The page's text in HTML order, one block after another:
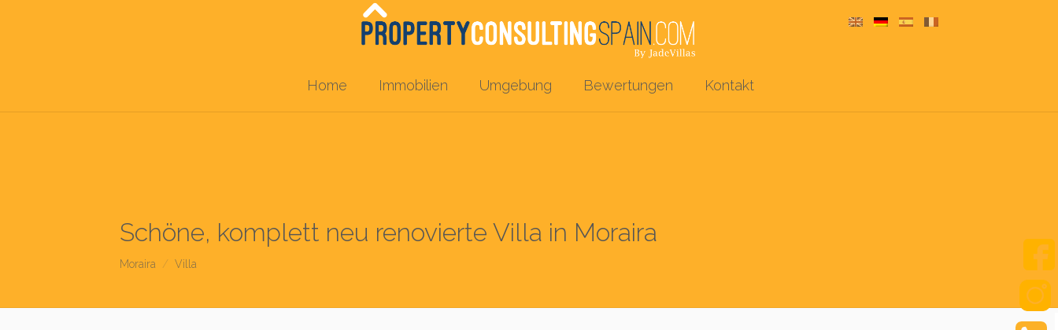
Home Immobilien Umgebung Bewertungen Kontakt
Schöne, komplett neu renovierte Villa in Moraira
Moraira Villa